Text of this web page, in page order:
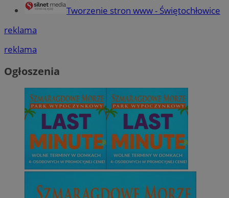
Tworzenie stron www - Świętochłowice
reklama
reklama
Ogłoszenia